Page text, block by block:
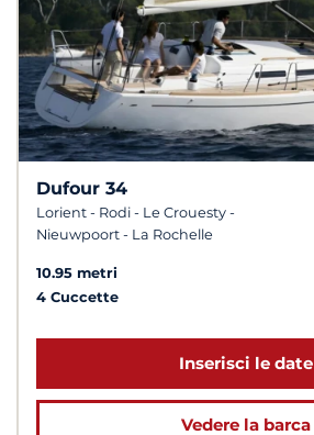
Dufour 34
Lorient - Rodi - Le Crouesty -
Nieuwpoort - La Rochelle
10.95 metri
4 Cuccette
Inserisci le date
Vedere la barca